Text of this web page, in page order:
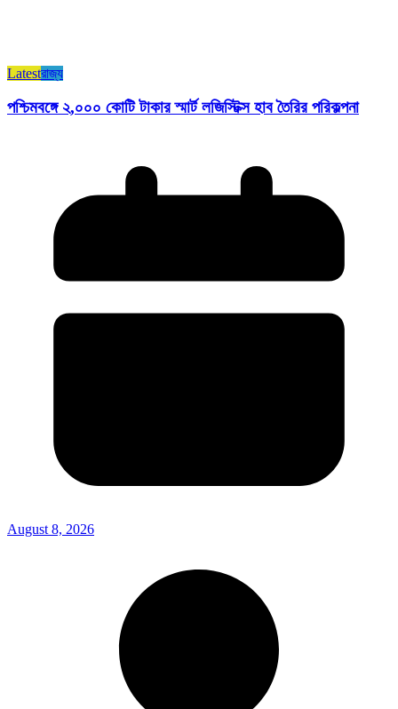
Latestরাজ্য​
পশ্চিমবঙ্গে ২,০০০ কোটি টাকার স্মার্ট লজিস্টিক্স হাব তৈরির পরিকল্পনা
August 8, 2026